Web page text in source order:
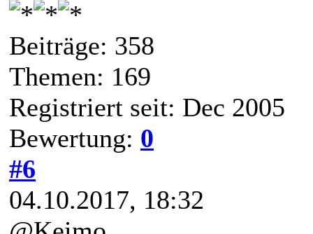
Beiträge: 358
Themen: 169
Registriert seit: Dec 2005
Bewertung: 0
#6
04.10.2017, 18:32